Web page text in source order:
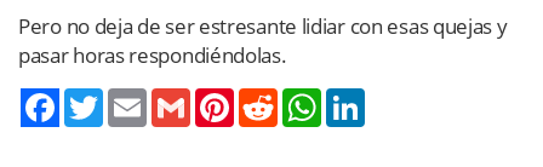
Pero no deja de ser estresante lidiar con esas quejas y
pasar horas respondiéndolas.
TwitterEmail Gmail PinterestReddit WhatsApp